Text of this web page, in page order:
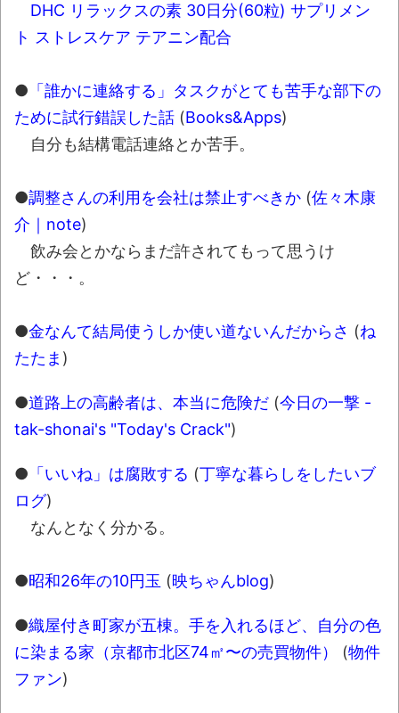
DHC リラックスの素 30日分(60粒) サプリメン
ト ストレスケア テアニン配合
● 「誰かに連絡する」タスクがとても苦手な部下の
ために試行錯誤した話 (Books&Apps)
自分も結構電話連絡とか苦手。
●調整さんの利用を会社は禁止すべきか (佐々木康
介｜note)
飲み会とかならまだ許されてもって思うけ
ど・・・。
●金なんて結局使うしか使い道ないんだからさ (ね
たたま )
●道路上の高齢者は、本当に危険だ (今日の一撃 -
tak-shonai's "Today's Crack")
● 「いいね」は腐敗する (丁寧な暮らしをしたいブ
ログ)
なんとなく分かる。
●昭和26年の10円玉 (映ちゃんblog)
●織屋付き町家が五棟。手を入れるほど、自分の色
に染まる家（京都市北区74㎡〜の売買物件）
(物件
ファン)